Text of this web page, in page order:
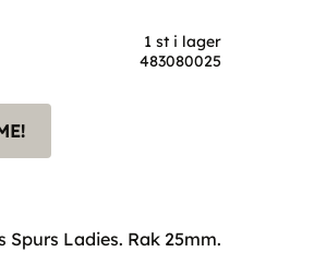
1 st i lager
483080025
Spurs Ladies. Rak 25mm.